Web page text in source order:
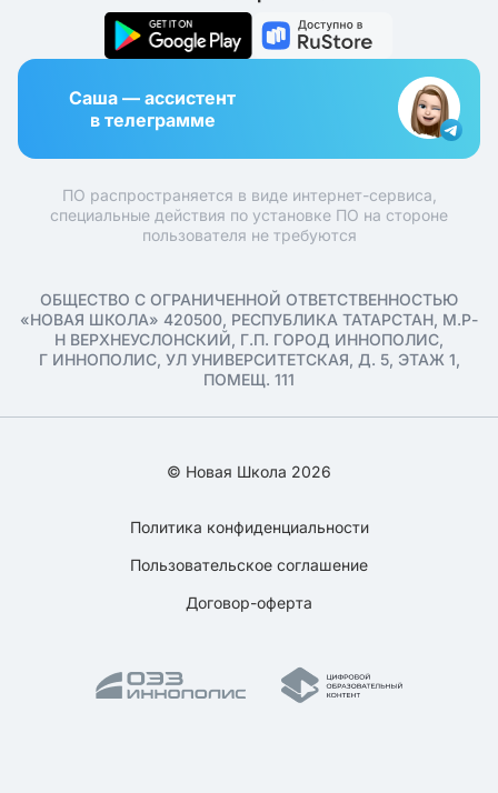
Саша — ассистент
в телеграмме
ПО распространяется в виде интернет-сервиса,
специальные действия по установке ПО на стороне
пользователя не требуются
ОБЩЕСТВО С ОГРАНИЧЕННОЙ ОТВЕТСТВЕННОСТЬЮ
«НОВАЯ ШКОЛА» 420500, РЕСПУБЛИКА ТАТАРСТАН, М.Р-
Н ВЕРХНЕУСЛОНСКИЙ, Г.П. ГОРОД ИННОПОЛИС,
Г ИННОПОЛИС, УЛ УНИВЕРСИТЕТСКАЯ, Д. 5, ЭТАЖ 1,
ПОМЕЩ. 111
© Новая Школа 2026
Политика конфиденциальности
Пользовательское соглашение
Договор-оферта